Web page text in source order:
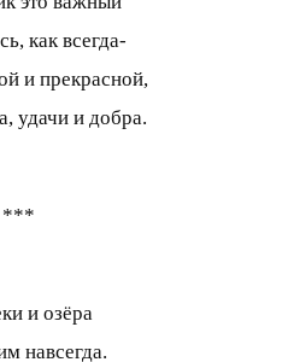
как всегда-
и прекрасной,
удачи и добра.
***
и озёра
навсегда.